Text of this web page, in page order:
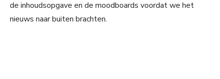
de inhoudsopgave en de moodboards voordat we het
nieuws naar buiten brachten.